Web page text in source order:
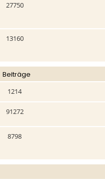
27750
13160
Beiträge
1214
91272
8798